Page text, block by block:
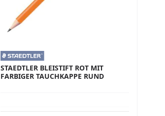
STAEDTLER BLEISTIFT ROT MIT
FARBIGER TAUCHKAPPE RUND